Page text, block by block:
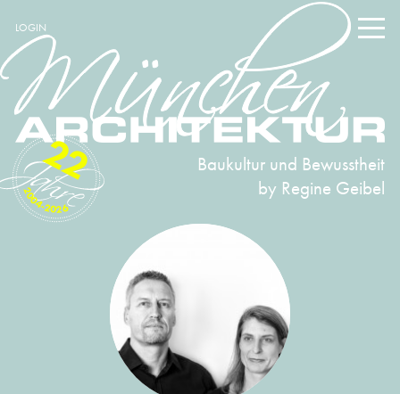
LOGIN
Baukultur und Bewusstheit
by Regine Geibel
2004-2026
22